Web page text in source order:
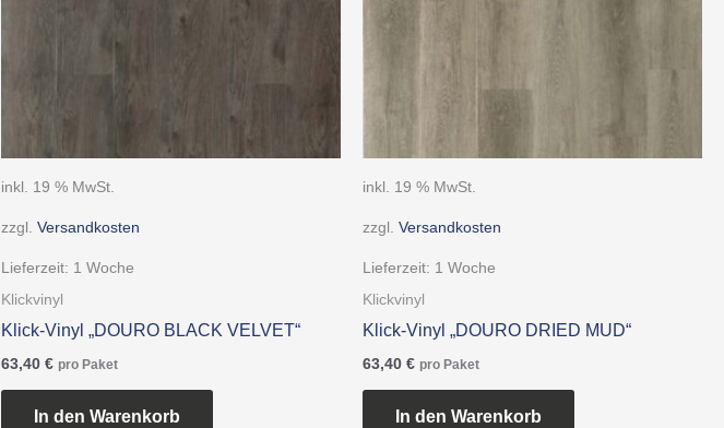
inkl. 19 % MwSt.
zzgl. Versandkosten
Lieferzeit: 1 Woche
Klickvinyl
Klick-Vinyl „DOURO BLACK VELVET“
63,40 € pro Paket
In den Warenkorb
inkl. 19 % MwSt.
zzgl. Versandkosten
Lieferzeit: 1 Woche
Klickvinyl
Klick-Vinyl „DOURO DRIED MUD“
63,40 € pro Paket
In den Warenkorb